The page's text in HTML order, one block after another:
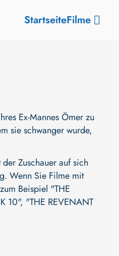
StartseiteFilme
Ex-Mannes Ömer zu
sie schwanger wurde,
Zuschauer auf sich
Wenn Sie Filme mit
Beispiel "THE
10", "THE REVENANT